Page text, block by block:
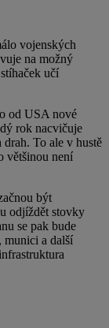
vojenských
na možný
učí
od USA nové
rok nacvičuje
To ale v hustě
většinou není
být
odjíždět stovky
se pak bude
munici a další